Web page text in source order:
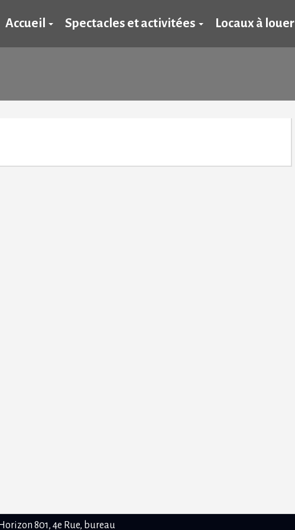
Accueil Spectacles et activitées Locaux à louer
801, 4e Rue, bureau